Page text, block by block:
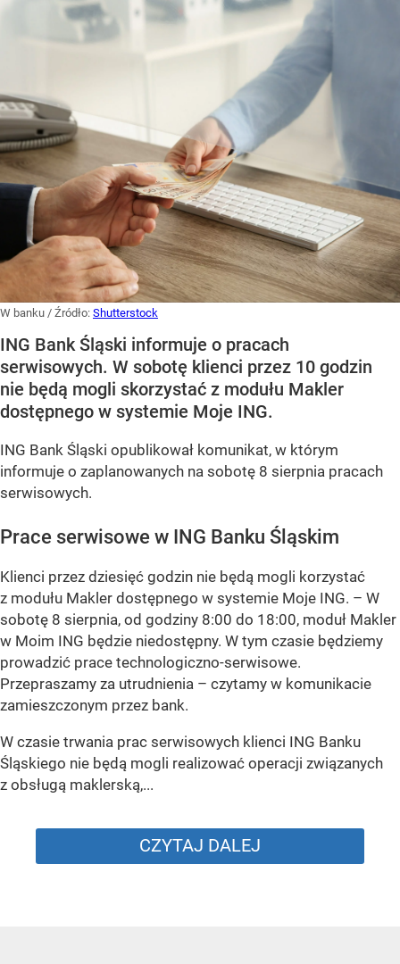
W banku / Źródło: Shutterstock
ING Bank Śląski informuje o pracach
serwisowych. W sobotę klienci przez 10 godzin
nie będą mogli skorzystać z modułu Makler
dostępnego w systemie Moje ING.
ING Bank Śląski opublikował komunikat, w którym
informuje o zaplanowanych na sobotę 8 sierpnia pracach
serwisowych.
Prace serwisowe w ING Banku Śląskim
Klienci przez dziesięć godzin nie będą mogli korzystać
z modułu Makler dostępnego w systemie Moje ING. – W
sobotę 8 sierpnia, od godziny 8:00 do 18:00, moduł Makler
w Moim ING będzie niedostępny. W tym czasie będziemy
prowadzić prace technologiczno-serwisowe.
Przepraszamy za utrudnienia – czytamy w komunikacie
zamieszczonym przez bank.
W czasie trwania prac serwisowych klienci ING Banku
Śląskiego nie będą mogli realizować operacji związanych
z obsługą maklerską,...
CZYTAJ DALEJ